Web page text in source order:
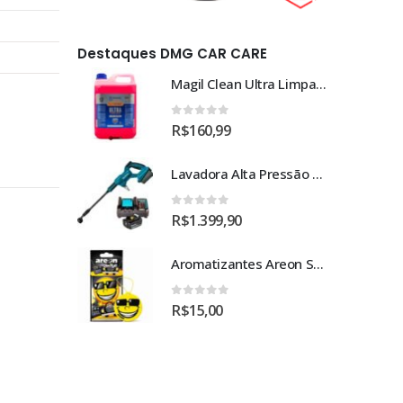
Destaques DMG CAR CARE
Magil Clean Ultra Limpador AutoClean Uso Geral 5L
0 out of 5
R$160,99
Lavadora Alta Pressão Bateria 18v 1bat 3a Makita Dhw180zc
0 out of 5
R$1.399,90
Aromatizantes Areon Smile Black Crystal (1un)
0 out of 5
R$15,00